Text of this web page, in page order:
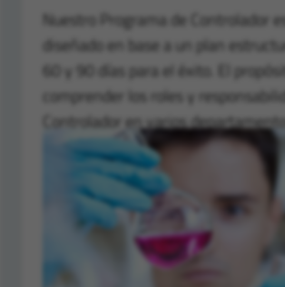
Nuestro Programa de Controlador
diseñado en base a un plan
60 y 90 días para el éxito. El
comprender los roles y
Controlador en varios